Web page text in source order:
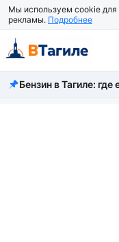
Мы используем cookie для
рекламы. Подробнее
Все новости
Бензин в Тагиле: где